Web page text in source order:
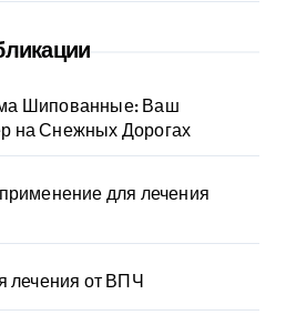
Шипованные: Ваш
на Снежных Дорогах
для лечения
лечения от ВПЧ